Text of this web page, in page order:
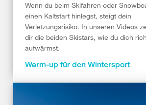
Wenn du beim Skifahren oder
einen Kaltstart hinlegst, steigt dein
Verletzungsrisiko. In unseren Videos
dir die beiden Skistars, wie du dich
aufwärmst.
Warm-up für den Wintersport